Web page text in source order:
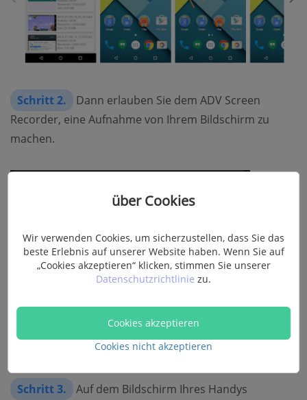
Schritt 2.
Dann erlauben Sie dem ADV Screen
Recorder, eine Aufnahme von Ihrem Bildschirm zu
machen.
Schritt 3.
Auf dem Bildschirm Ihres Handys
über Cookies
Wir verwenden Cookies, um sicherzustellen, dass Sie das
beste Erlebnis auf unserer Website haben. Wenn Sie auf
„Cookies akzeptieren“ klicken, stimmen Sie unserer
Datenschutzrichtlinie zu.
Cookies akzeptieren
Cookies nicht akzeptieren